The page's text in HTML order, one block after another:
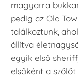
magyarra
pedig az Old
találkoztunk,
állítva
egyik első
elsőként a